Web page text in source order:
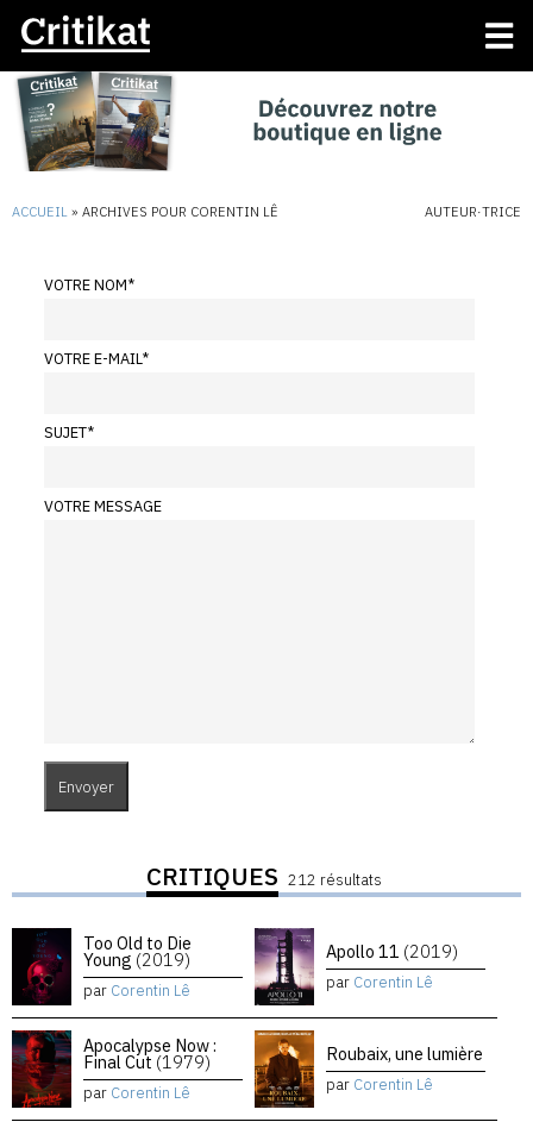
ACCUEIL » ARCHIVES POUR CORENTIN LÊ AUTEUR·TRICE
VOTRE NOM*
VOTRE E-MAIL*
SUJET*
VOTRE MESSAGE
CRITIQUES 212 résultats
Too Old to Die
Young (2019)
par Corentin Lê
Apollo 11 (2019)
par Corentin Lê
Apocalypse Now :
Final Cut (1979)
par Corentin Lê
Roubaix, une lumière
par Corentin Lê